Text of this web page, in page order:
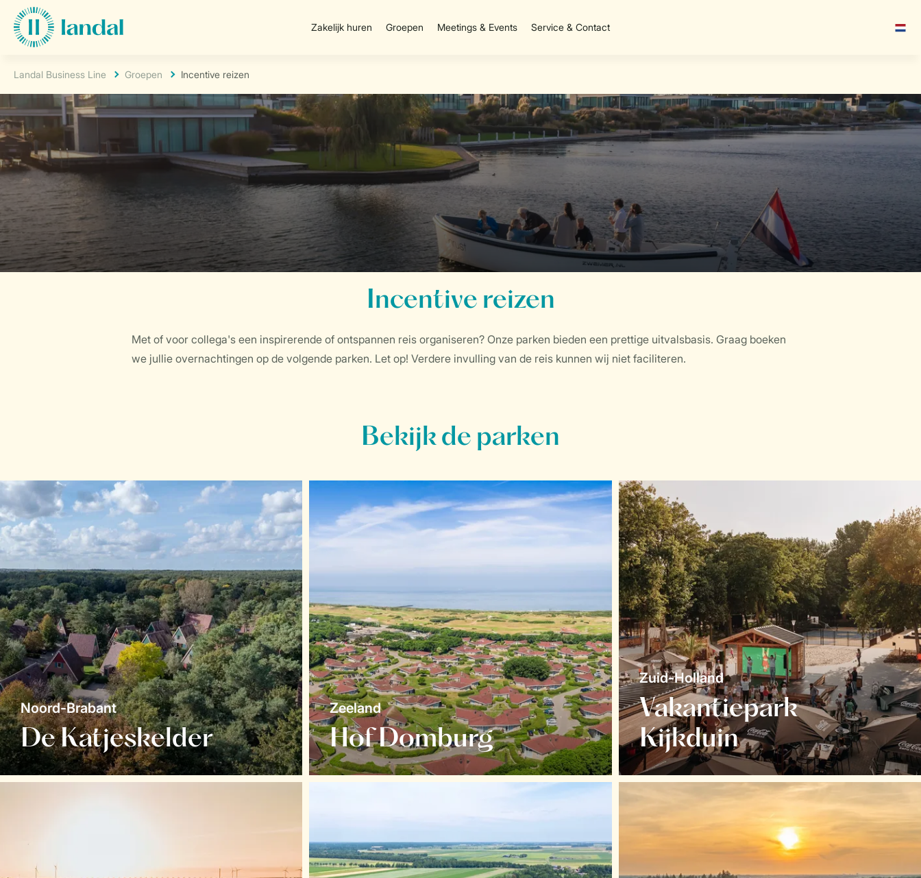
Zakelijk huren Groepen Meetings & Events Service & Contact
Landal Business Line Groepen Incentive reizen
Incentive reizen
Met of voor collega's een inspirerende of ontspannen reis organiseren? Onze parken bieden een prettige uitvalsbasis. Graag boeken
we jullie overnachtingen op de volgende parken. Let op! Verdere invulling van de reis kunnen wij niet faciliteren.
Bekijk de parken
De Katjeskelder
Noord-Brabant
Hof Domburg
Zeeland
Vakantiepark
Kijkduin
Zuid-Holland